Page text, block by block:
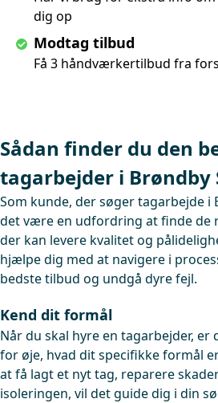
dig op
Modtag tilbud
Få 3 håndværkertilbud fra
Sådan finder du den
tagarbejder i Brøndby
Som kunde, der søger tagarbejde i
det være en udfordring at finde de
der kan levere kvalitet og
hjælpe dig med at navigere i
bedste tilbud og undgå dyre fejl.
Kend dit formål
Når du skal hyre en tagarbejder,
for øje, hvad dit specifikke formål
at få lagt et nyt tag, reparere
isoleringen, vil det guide dig i din